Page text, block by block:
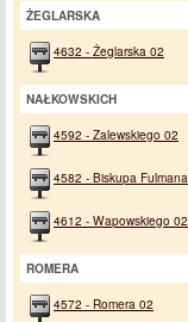
ŻEGLARSKA
4632 - Żeglarska 02
NAŁKOWSKICH
4592 - Zalewskiego 02
4582 - Biskupa
4612 - Wapowskiego 02
ROMERA
4572 - Romera 02